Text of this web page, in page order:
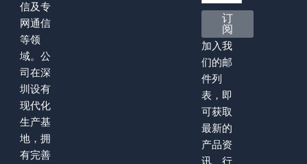
信及专
网通信
等领
域。公
司在深
圳设有
现代化
生产基
地，拥
有完善
订
阅
加入我
们的邮
件列
表，即
可获取
最新的
产品资
讯、行